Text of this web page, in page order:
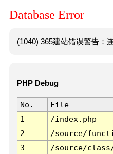
Database Error
(1040) 365建站错误警告：
PHP Debug
No. File
1
/index.php
2
/source/
3
/source/